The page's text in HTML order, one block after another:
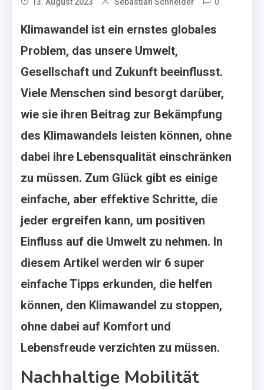
Klimawandel ist ein ernstes globales
Problem, das unsere Umwelt,
Gesellschaft und Zukunft beeinflusst.
Viele Menschen sind besorgt darüber,
wie sie ihren Beitrag zur Bekämpfung
des Klimawandels leisten können, ohne
dabei ihre Lebensqualität einschränken
zu müssen. Zum Glück gibt es einige
einfache, aber effektive Schritte, die
jeder ergreifen kann, um positiven
Einfluss auf die Umwelt zu nehmen. In
diesem Artikel werden wir 6 super
einfache Tipps erkunden, die helfen
können, den Klimawandel zu stoppen,
ohne dabei auf Komfort und
Lebensfreude verzichten zu müssen.
Nachhaltige Mobilität